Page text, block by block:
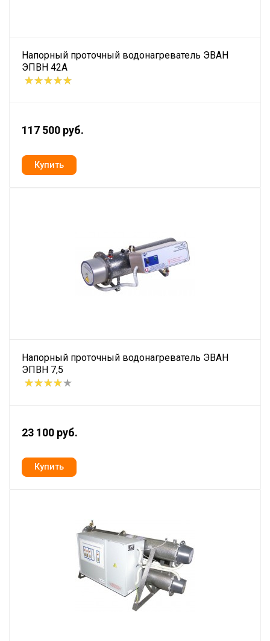
Напорный проточный водонагреватель ЭВАН
ЭПВН 42А
117 500 руб.
Напорный проточный водонагреватель ЭВАН
ЭПВН 7,5
23 100 руб.